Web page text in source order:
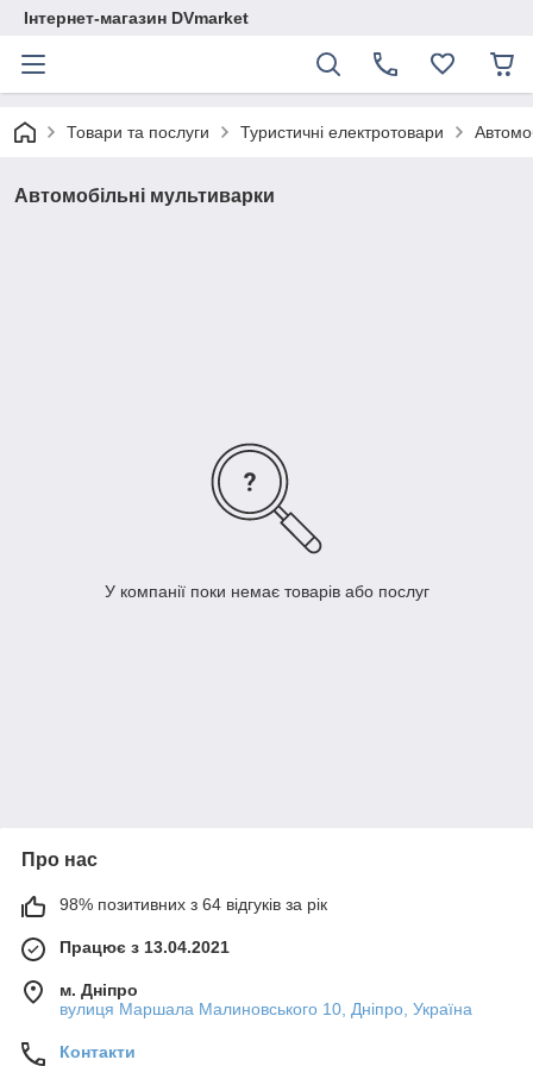
Інтернет-магазин DVmarket
Товари та послуги Туристичні електротовари
Автомобільні мультиварки
У компанії поки немає товарів або послуг
Про нас
98% позитивних з 64 відгуків за рік
Працює з 13.04.2021
м. Дніпро
вулиця Маршала Малиновського 10, Дніпро, Україна
Контакти